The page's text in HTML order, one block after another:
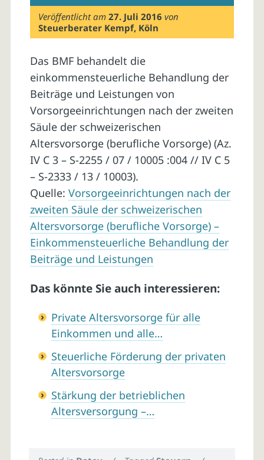
Veröffentlicht am27. Juli 2016 von
Steuerberater Kempf, Köln
Das BMF behandelt die
einkommensteuerliche Behandlung der
Beiträge und Leistungen von
Vorsorgeeinrichtungen nach der zweiten
Säule der schweizerischen
Altersvorsorge (berufliche Vorsorge) (Az.
IV C 3 – S-2255 / 07 / 10005 :004 // IV C 5
– S-2333 / 13 / 10003).
Quelle: Vorsorgeeinrichtungen nach der
zweiten Säule der schweizerischen
Altersvorsorge (berufliche Vorsorge) –
Einkommensteuerliche Behandlung der
Beiträge und Leistungen
Das könnte Sie auch interessieren:
Private Altersvorsorge für alle
Einkommen und alle…
Steuerliche Förderung der privaten
Altersvorsorge
Stärkung der betrieblichen
Altersversorgung –…